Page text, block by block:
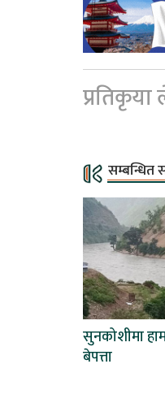
सम्बन्धित
सुनकोशीमा
बेपत्ता